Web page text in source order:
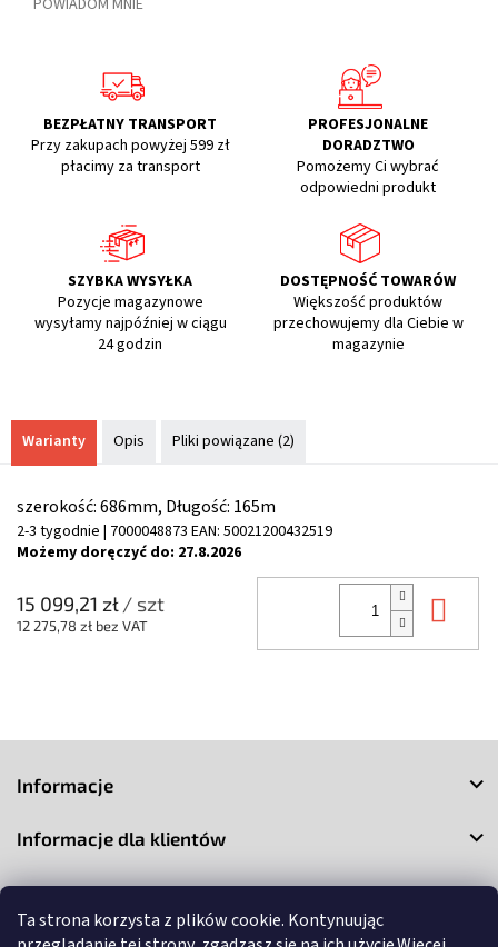
Ta strona korzysta z plików cookie. Kontynuując
POWIADOM MNIE
BEZPŁATNY TRANSPORT
Przy zakupach powyżej 599 zł
płacimy za transport
PROFESJONALNE
DORADZTWO
Pomożemy Ci wybrać
odpowiedni produkt
SZYBKA WYSYŁKA
Pozycje magazynowe
wysyłamy najpóźniej w ciągu
24 godzin
DOSTĘPNOŚĆ TOWARÓW
Większość produktów
przechowujemy dla Ciebie w
magazynie
Warianty Opis Pliki powiązane (2)
szerokość: 686mm, Długość: 165m
2-3 tygodnie | 7000048873 EAN: 50021200432519
Możemy doręczyć do: 27.8.2026
15 099,21 zł/ szt
12 275,78 zł bez VAT
Informacje
Informacje dla klientów
Kontakt